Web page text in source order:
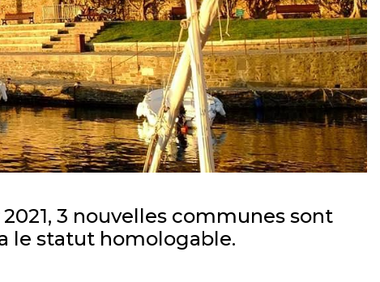
3 nouvelles communes sont
le statut homologable.